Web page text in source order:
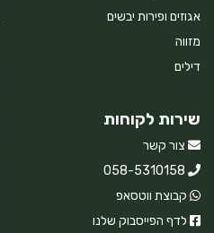
אגוזים ופירות יבשים
מזווה
דילים
שירות לקוחות
צור קשר
058-5310158
קבוצת ווטסאפ
לדף הפייסבוק שלנו